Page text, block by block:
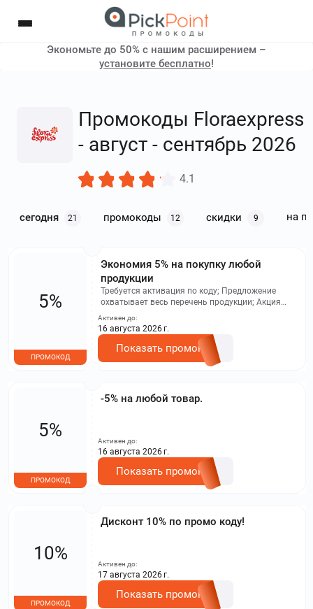
Экономьте до 50% с нашим расширением –
установите бесплатно!
Промокоды Floraexpress
- август - сентябрь 2026
4.1
сегодня 21 промокоды 12 скидки 9 на
Экономия 5% на покупку любой
продукции
Требуется активация по коду; Предложение
охватывает весь перечень продукции; Акция
Порог по сумме заказа отсутствует.
5%
ПРОМОКОД
Активен до:
16 августа 2026 г.
Показать промокод
-5% на любой товар.
5%
ПРОМОКОД
Активен до:
16 августа 2026 г.
Показать промокод
Дисконт 10% по промо коду!
10%
ПРОМОКОД
Активен до:
17 августа 2026 г.
Показать промокод